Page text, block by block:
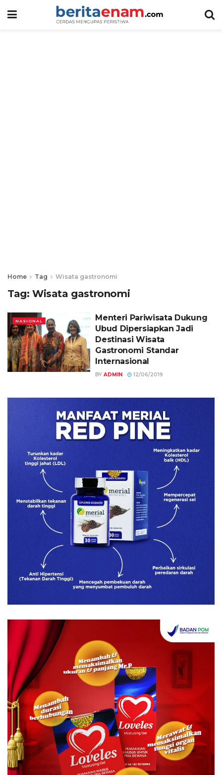
Home Tag Wisata gastronomi
Tag: Wisata gastronomi
NASIONAL
Menteri Pariwisata Dukung
Ubud Dipersiapkan Jadi
Destinasi Wisata
Gastronomi Standar
Internasional
BY ADMIN 12/06/2019